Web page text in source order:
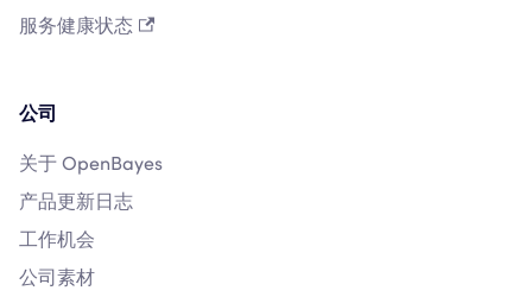
服务健康状态
公司
关于 OpenBayes
产品更新日志
工作机会
公司素材